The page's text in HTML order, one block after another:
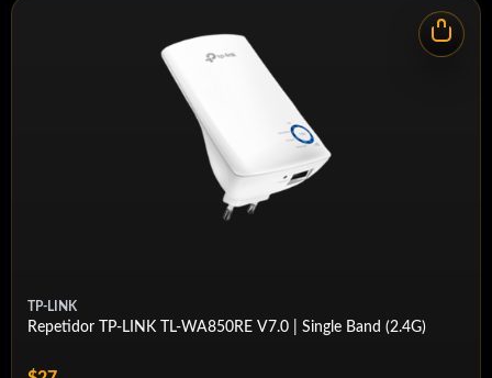
TP-LINK
Repetidor TP-LINK TL-WA850RE V7.0 | Single Band (2.4G)